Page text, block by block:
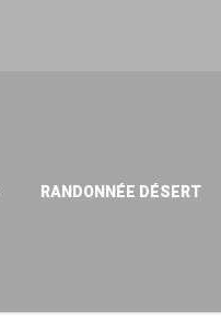
RANDONNÉE DÉSERT